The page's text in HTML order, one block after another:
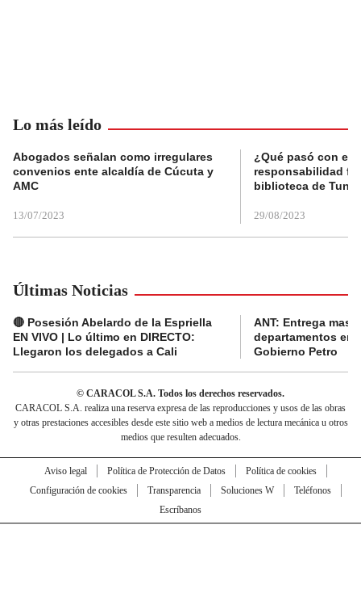
Lo más leído
Abogados señalan como irregulares
convenios ente alcaldía de Cúcuta y
AMC
13/07/2023
¿Qué pasó con el
responsabilidad
biblioteca de
29/08/2023
Últimas Noticias
🔴 Posesión Abelardo de la Espriella
EN VIVO | Lo último en DIRECTO:
Llegaron los delegados a Cali
ANT: Entrega
departamentos en
Gobierno Petro
© CARACOL S.A. Todos los derechos reservados.
CARACOL S.A. realiza una reserva expresa de las reproducciones y usos de las obras
y otras prestaciones accesibles desde este sitio web a medios de lectura mecánica u otros
medios que resulten adecuados.
Aviso legal Política de Protección de Datos
Política de cookies
Configuración de cookies
Transparencia Soluciones W
Teléfonos
Escríbanos